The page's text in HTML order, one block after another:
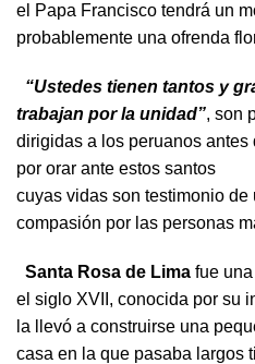
el Papa Francisco tendrá un
probablemente una ofrenda
“Ustedes tienen tantos y
trabajan por la unidad”, son
dirigidas a los peruanos
por orar ante estos santos
cuyas vidas son testimonio de
compasión por las personas
Santa Rosa de Lima fue
el siglo XVII, conocida por su
la llevó a construirse una
casa en la que pasaba largos